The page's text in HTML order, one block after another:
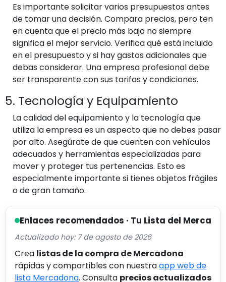
Es importante solicitar varios presupuestos antes
de tomar una decisión. Compara precios, pero ten
en cuenta que el precio más bajo no siempre
significa el mejor servicio. Verifica qué está incluido
en el presupuesto y si hay gastos adicionales que
debas considerar. Una empresa profesional debe
ser transparente con sus tarifas y condiciones.
5. Tecnología y Equipamiento
La calidad del equipamiento y la tecnología que
utiliza la empresa es un aspecto que no debes pasar
por alto. Asegúrate de que cuenten con vehículos
adecuados y herramientas especializadas para
mover y proteger tus pertenencias. Esto es
especialmente importante si tienes objetos frágiles
o de gran tamaño.
Enlaces recomendados · Tu Lista del Merca
Actualizado hoy: 7 de agosto de 2026
Crea listas de la compra de Mercadona
rápidas y compartibles con nuestraapp web de
lista Mercadona. Consulta precios actualizados